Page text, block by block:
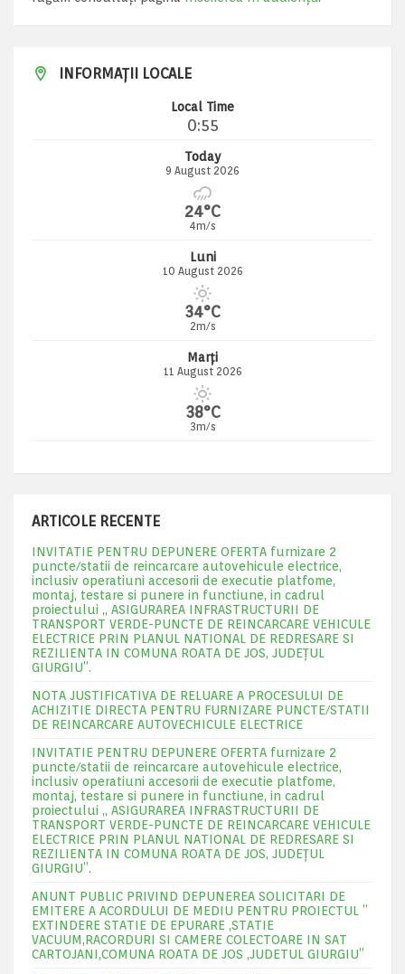
INFORMAȚII LOCALE
Local Time
0:55
Today
9 August 2026
24°C
4m/s
Luni
10 August 2026
34°C
2m/s
Marți
11 August 2026
38°C
3m/s
ARTICOLE RECENTE
INVITATIE PENTRU DEPUNERE OFERTA furnizare 2
puncte/statii de reincarcare autovehicule electrice,
inclusiv operatiuni accesorii de executie platfome,
montaj, testare si punere in functiune, in cadrul
proiectului „ ASIGURAREA INFRASTRUCTURII DE
TRANSPORT VERDE-PUNCTE DE REINCARCARE VEHICULE
ELECTRICE PRIN PLANUL NATIONAL DE REDRESARE SI
REZILIENTA IN COMUNA ROATA DE JOS, JUDEŢUL
GIURGIU”.
NOTA JUSTIFICATIVA DE RELUARE A PROCESULUI DE
ACHIZITIE DIRECTA PENTRU FURNIZARE PUNCTE/STATII
DE REINCARCARE AUTOVECHICULE ELECTRICE
INVITATIE PENTRU DEPUNERE OFERTA furnizare 2
puncte/statii de reincarcare autovehicule electrice,
inclusiv operatiuni accesorii de executie platfome,
montaj, testare si punere in functiune, in cadrul
proiectului „ ASIGURAREA INFRASTRUCTURII DE
TRANSPORT VERDE-PUNCTE DE REINCARCARE VEHICULE
ELECTRICE PRIN PLANUL NATIONAL DE REDRESARE SI
REZILIENTA IN COMUNA ROATA DE JOS, JUDEŢUL
GIURGIU”.
ANUNT PUBLIC PRIVIND DEPUNEREA SOLICITARI DE
EMITERE A ACORDULUI DE MEDIU PENTRU PROIECTUL ”
EXTINDERE STATIE DE EPURARE ,STATIE
VACUUM,RACORDURI SI CAMERE COLECTOARE IN SAT
CARTOJANI,COMUNA ROATA DE JOS ,JUDETUL GIURGIU”